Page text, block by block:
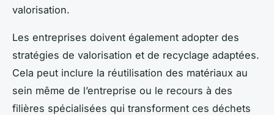
valorisation.
Les entreprises doivent également adopter des
stratégies de valorisation et de recyclage adaptées.
Cela peut inclure la réutilisation des matériaux au
sein même de l’entreprise ou le recours à des
filières spécialisées qui transforment ces déchets